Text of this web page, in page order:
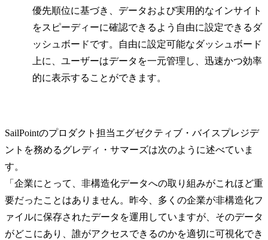
優先順位に基づき、データおよび実用的なインサイト
をスピーディーに確認できるよう自由に設定できるダ
ッシュボードです。自由に設定可能なダッシュボード
上に、ユーザーはデータを一元管理し、迅速かつ効率
的に表示することができます。
SailPointのプロダクト担当エグゼクティブ・バイスプレジデ
ントを務めるグレディ・サマーズは次のように述べていま
す。
「企業にとって、非構造化データへの取り組みがこれほど重
要だったことはありません。昨今、多くの企業が非構造化フ
ァイルに保存されたデータを運用していますが、そのデータ
がどこにあり、誰がアクセスできるのかを適切に可視化でき